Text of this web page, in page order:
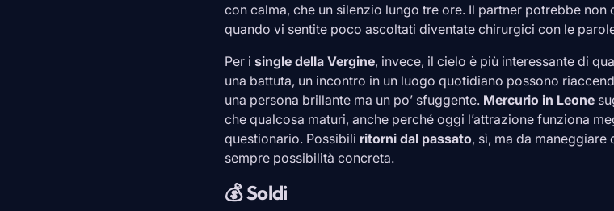
con calma, che un silenzio lungo tre ore. Il partner potrebbe
quando vi sentite poco ascoltati diventate chirurgici con le
Per i single della Vergine, invece, il cielo è più interessante di
una battuta, un incontro in un luogo quotidiano possono
una persona brillante ma un po’ sfuggente. Mercurio in Leone
che qualcosa maturi, anche perché oggi l’attrazione funziona
questionario. Possibili ritorni dal passato, sì, ma da
sempre possibilità concreta.
💰 Soldi